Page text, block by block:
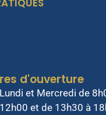
d'ouverture
Lundi et Mercredi de
12h00 et de 13h30 à